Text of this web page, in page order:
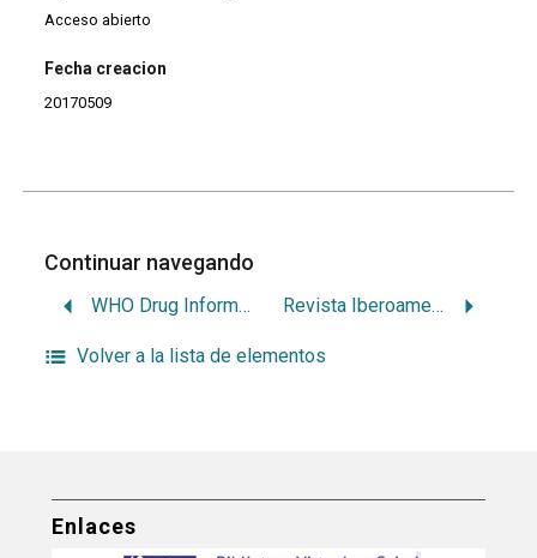
Acceso abierto
Fecha creacion
20170509
Continuar navegando
WHO Drug Information Revista Iberoamericana de Educación
Volver a la lista de elementos
Enlaces